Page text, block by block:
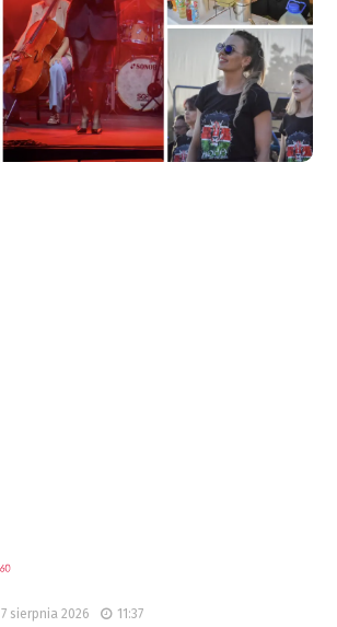
7 sierpnia 2026 11:37